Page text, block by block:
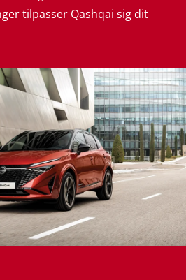
tilpasser Qashqai sig dit